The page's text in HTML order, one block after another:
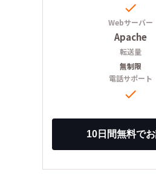

Webサーバー
Apache
転送量
無制限
電話サポート
